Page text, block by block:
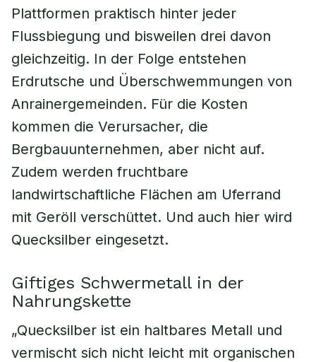
Plattformen praktisch hinter jeder
Flussbiegung und bisweilen drei davon
gleichzeitig. In der Folge entstehen
Erdrutsche und Überschwemmungen von
Anrainergemeinden. Für die Kosten
kommen die Verursacher, die
Bergbauunternehmen, aber nicht auf.
Zudem werden fruchtbare
landwirtschaftliche Flächen am Uferrand
mit Geröll verschüttet. Und auch hier wird
Quecksilber eingesetzt.
Giftiges Schwermetall in der
Nahrungskette
„Quecksilber ist ein haltbares Metall und
vermischt sich nicht leicht mit organischen